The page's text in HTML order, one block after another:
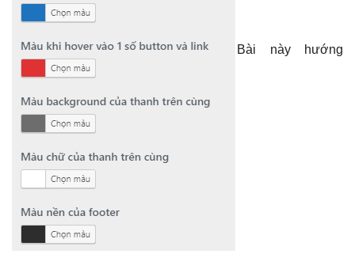
Bài này hướng